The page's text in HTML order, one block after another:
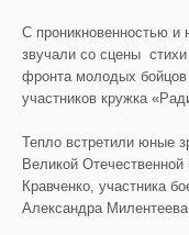
С проникновенностью и
звучали со сцены
фронта молодых
участников кружка
Тепло встретили юные
Великой
Кравченко, участника
Александра